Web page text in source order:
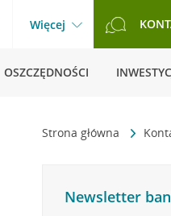
Więcej
OSZCZĘDNOŚCI
Strona główna
Newsletter